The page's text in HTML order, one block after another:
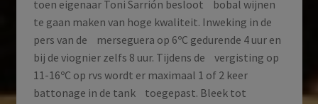
toen eigenaar Toni Sarrión besloot bobal wijnen
te gaan maken van hoge kwaliteit. Inweking in de
pers van de merseguera op 6ºC gedurende 4 uur en
bij de viognier zelfs 8 uur. Tijdens de vergisting op
11-16ºC op rvs wordt er maximaal 1 of 2 keer
battonage in de tank toegepast. Bleek tot